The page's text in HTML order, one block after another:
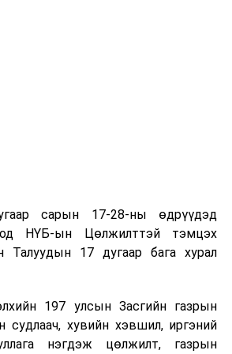
зэсийн баяжмал хайлуулах,
барьж байгуулах, Засвар
өргөтгөлийн төслийг тэргүүн
зөвлөмж өглөө. Харин
нуруулдан уусгах технологиор
чиглэлд хувийн хэвшлийн
хамтарч ажиллах, төр, хувийн
сайжруулах санал дэвшүүлсэн.
сарын 17-28-ны өдрүүдэд
НҮБ-ын Цөлжилттэй тэмцэх
Талуудын 17 дугаар бага хурал
197 улсын Засгийн газрын
судлаач, хувийн хэвшил, иргэний
нэгдэж цөлжилт, газрын